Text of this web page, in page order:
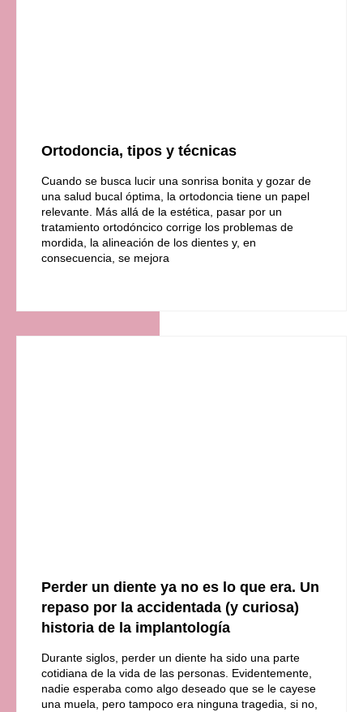
Ortodoncia, tipos y técnicas
Cuando se busca lucir una sonrisa bonita y gozar de
una salud bucal óptima, la ortodoncia tiene un papel
relevante. Más allá de la estética, pasar por un
tratamiento ortodóncico corrige los problemas de
mordida, la alineación de los dientes y, en
consecuencia, se mejora
Perder un diente ya no es lo que era. Un
repaso por la accidentada (y curiosa)
historia de la implantología
Durante siglos, perder un diente ha sido una parte
cotidiana de la vida de las personas. Evidentemente,
nadie esperaba como algo deseado que se le cayese
una muela, pero tampoco era ninguna tragedia, si no,